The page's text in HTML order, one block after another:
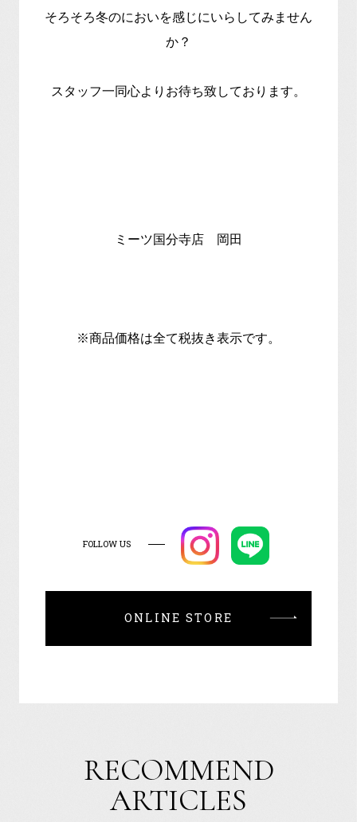
そろそろ冬のにおいを感じにいらしてみません
か？
スタッフ一同心よりお待ち致しております。
ミーツ国分寺店 岡田
※商品価格は全て税抜き表示です。
FOLLOW US
ONLINE STORE
RECOMMEND
ARTICLES